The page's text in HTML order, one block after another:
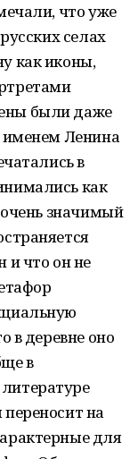
что уже
селах
как иконы,
были даже
именем Ленина
в
как
значимый
и что он не
в деревне оно
в
на
для